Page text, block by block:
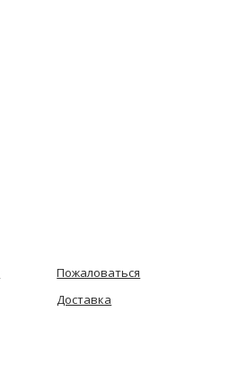
Пожаловаться
Доставка